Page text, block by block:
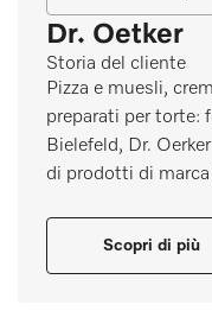
Dr. Oetker
Storia del cliente
Pizza e muesli,
preparati per torte:
Bielefeld, Dr.
di prodotti di
Scopri di più